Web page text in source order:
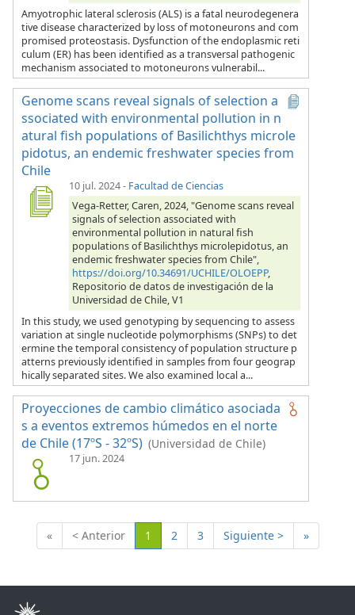
Amyotrophic lateral sclerosis (ALS) is a fatal neurodegenera
tive disease characterized by loss of motoneurons and com
promised proteostasis. Dysfunction of the endoplasmic reti
culum (ER) has been identified as a transversal pathogenic
mechanism associated to motoneurons vulnerabil...
Genome scans reveal signals of selection a
ssociated with environmental pollution in n
atural fish populations of Basilichthys microle
pidotus, an endemic freshwater species from
Chile
10 jul. 2024- Facultad de Ciencias
Vega-Retter, Caren, 2024, "Genome scans reveal
signals of selection associated with
environmental pollution in natural fish
populations of Basilichthys microlepidotus, an
endemic freshwater species from Chile",
https://doi.org/10.34691/UCHILE/OLOEPP,
Repositorio de datos de investigación de la
Universidad de Chile, V1
In this study, we used genotyping by sequencing to assess
variation at single nucleotide polymorphisms (SNPs) to det
ermine the temporal consistency of population structure p
atterns previously identified in samples from four geograp
hically separated sites. We also examined local a...
Proyecciones de cambio climático asociada
s a eventos extremos húmedos en el norte
de Chile (17ºS - 32ºS) (Universidad de Chile)
17 jun. 2024
« < Anterior 1 (Actual)
2 3 Siguiente > »